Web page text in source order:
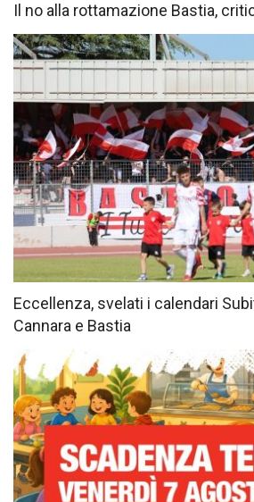
Il no alla rottamazione Bastia,
Eccellenza, svelati i calendari
Cannara e Bastia